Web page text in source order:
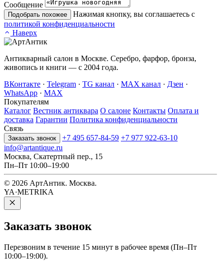
Сообщение
Подобрать похожее
Нажимая кнопку, вы соглашаетесь с
политикой конфиденциальности
Наверх
Антикварный салон в Москве. Серебро, фарфор, бронза,
живопись и книги — с 2004 года.
ВКонтакте · Telegram · TG канал · MAX канал · Дзен ·
WhatsApp · MAX
Покупателям
Каталог Вестник антиквара О салоне Контакты Оплата и
доставка Гарантии Политика конфиденциальности
Связь
Заказать звонок +7 495 657-84-59 +7 977 922-63-10
info@artantique.ru
Москва, Скатертный пер., 15
Пн–Пт 10:00–19:00
© 2026 АртАнтик. Москва.
YA·METRIKA
Заказать звонок
Перезвоним в течение 15 минут в рабочее время (Пн–Пт
10:00–19:00).